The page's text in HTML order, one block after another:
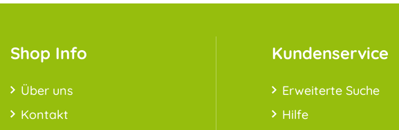
Shop Info
Über uns
Kontakt
Kundenservice
Erweiterte Suche
Hilfe